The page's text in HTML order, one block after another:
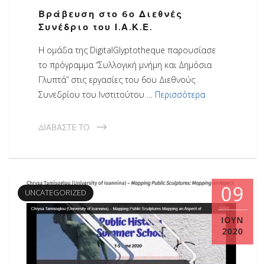
Βράβευση στο 6ο Διεθνές
Συνέδριο του Ι.Α.Κ.Ε.
Η ομάδα της DigitalGlyptotheque παρουσίασε
το πρόγραμμα “Συλλογική μνήμη και Δημόσια
Γλυπτά” στις εργασίες του 6ου Διεθνούς
Συνεδρίου του Ινστιτούτου … Περισσότερα
ΔΙΑΒΆΣΤΕ ΤΟ
UNCATEGORIZED 09
ΙΟΎΝ
2020